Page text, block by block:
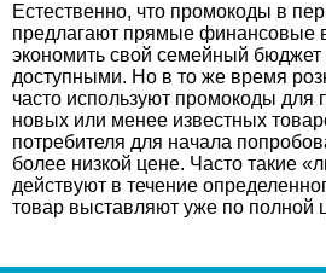
Естественно, что промокоды в
предлагают прямые финансовые
экономить свой семейный бюджет
доступными. Но в то же время
часто используют промокоды для
новых или менее известных
потребителя для начала
более низкой цене. Часто такие
действуют в течение
товар выставляют уже по полной